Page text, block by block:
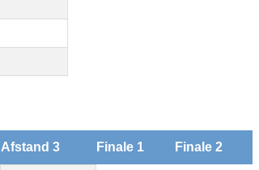
Afstand 3 Finale 1 Finale 2